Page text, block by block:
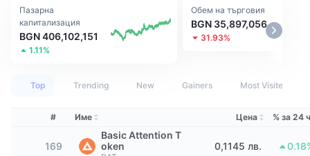
Продукти за доходност
Активи от реалния свят
Класации
Набиращи популярност
Предстоящи
Биткойн хазни
БНБ хазни
Индикатори
Индекс на страха и алчността.
Печеливши
Мем експолорър
Деривати
Децентрализирани борси
Спот
Деривати
Теми
Сесии на живо
API
Крипто API
DEX API
Предприятие
Цени
Продукти
Продукти
Конвертор
Бюлетин
CMC Launch
Пазарна
капитализация
BGN 406,102,151
1.11%
Обем на търговия
BGN 35,897,056
31.93%
Top Trending New Gainers Most Visited
# Име Цена % за 24 ч
169
Basic Attention T
oken
0,1145 лв.